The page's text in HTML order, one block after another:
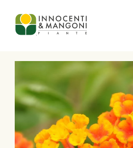
Skip to main content